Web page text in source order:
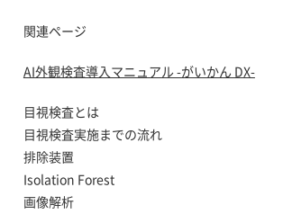
関連ページ
AI外観検査導入マニュアル -がいかん DX-
目視検査とは
目視検査実施までの流れ
排除装置
Isolation Forest
画像解析